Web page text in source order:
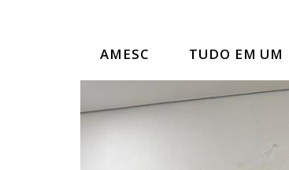
AMESC TUDO EM UM